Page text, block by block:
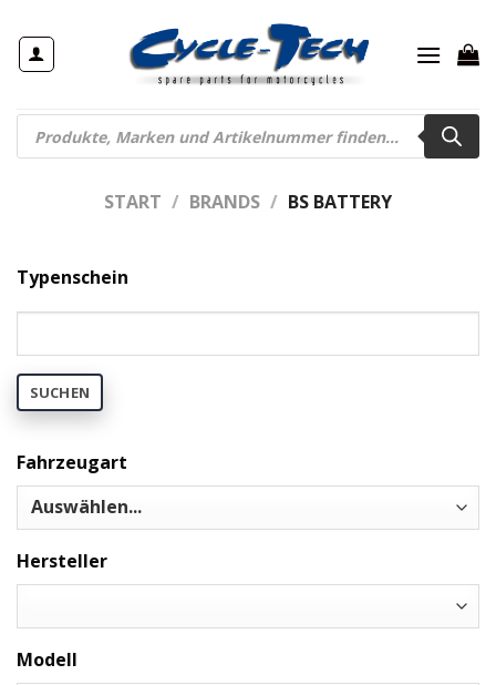
Inhalt
springen
Products
search
START / BRANDS / BS BATTERY
Typenschein
SUCHEN
Fahrzeugart
Hersteller
Modell